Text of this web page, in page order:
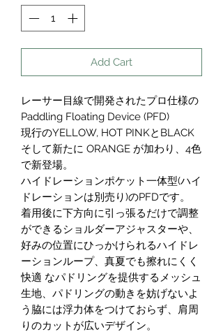
Add Cart
レーサー目線で開発されたプロ仕様の
Paddling Floating Device (PFD)
現行のYELLOW, HOT PINKとBLACK
そして新たに ORANGE が加わり、4色
で新登場。
ハイドレーションポケット一体型(ハイ
ドレーションは別売り)のPFDです。
着用後に下方向に引っ張るだけで調整
ができるショルダーアジャスターや、
好みの位置にひっかけられるハイドレ
ーションループ、真夏でも擦れにくく
快適 なパドリングを提供するメッシュ
生地、パドリングの動きを妨げないよ
う脇には浮力体をつけておらず、肩周
りのカットが広いデザイン。